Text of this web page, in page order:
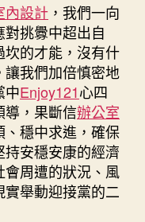
內設計 ，我們一向
挑釁中超出自
的才能，沒有什
我們加倍慎密地
中Enjoy121心四
導，果斷信辦公室
穩中求進，確保
安穩安康的經濟
周遭的狀況、風
舉動迎接黨的二